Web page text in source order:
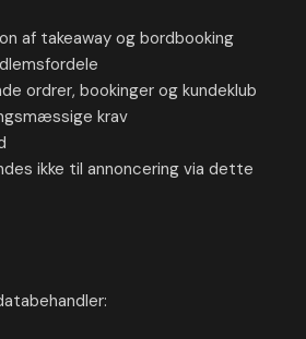
af takeaway og bordbooking
ordrer, bookinger og kundeklub
krav
ikke til annoncering via dette